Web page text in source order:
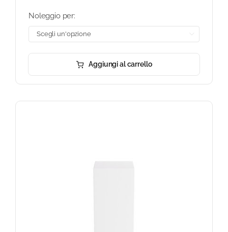
Noleggio per:
Aggiungi al carrello